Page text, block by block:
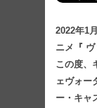
2022年1
ニメ『 ヴ
この度、
ェヴォー
ー・キャ